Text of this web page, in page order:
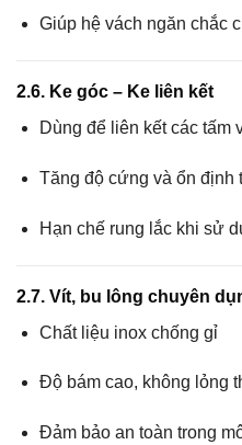
Giúp hệ vách ngăn chắc
2.6. Ke góc – Ke liên kết
Dùng để liên kết các tấm
Tăng độ cứng và ổn định
Hạn chế rung lắc khi sử
2.7. Vít, bu lông chuyên
Chất liệu inox chống gỉ
Độ bám cao, không lỏng
Đảm bảo an toàn trong